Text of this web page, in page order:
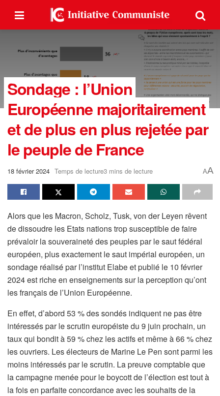
Sondage : l’Union
Européenne majoritairement
et de plus en plus rejetée par
le peuple de France
18 février 2024 Temps de lecture3 mins de lecture AA
Alors que les Macron, Scholz, Tusk, von der Leyen rêvent
de dissoudre les Etats nations trop susceptible de faire
prévaloir la souveraineté des peuples par le saut fédéral
européen, plus exactement le saut impérial européen, un
sondage réalisé par l’institut Elabe et publié le 10 février
2024 est riche en enseignements sur la perception qu’ont
les français de l’Union Européenne.
En effet, d’abord 53 % des sondés indiquent ne pas être
intéressés par le scrutin européiste du 9 juin prochain, un
taux qui bondit à 59 % chez les actifs et même à 66 % chez
les ouvriers. Les électeurs de Marine Le Pen sont parmi les
moins intéressés par le scrutin. La preuve comptable que
la campagne menée pour le boycott de l’élection est tout à
la fois en parfaite concordance avec les souhaits de la